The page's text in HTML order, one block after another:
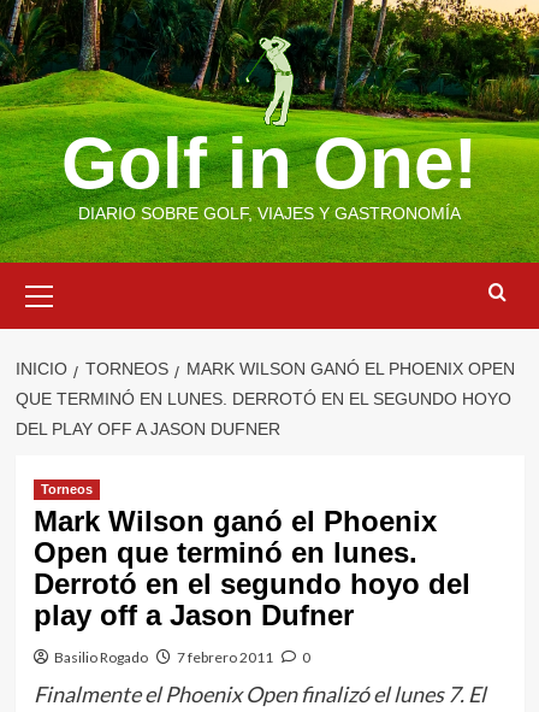
Saltar
al
contenido
Golf in One!
DIARIO SOBRE GOLF, VIAJES Y GASTRONOMÍA
primario
INICIO TORNEOS
MARK WILSON GANÓ EL PHOENIX OPEN
QUE TERMINÓ EN LUNES. DERROTÓ EN EL SEGUNDO HOYO
DEL PLAY OFF A JASON DUFNER
Torneos
Mark Wilson ganó el Phoenix
Open que terminó en lunes.
Derrotó en el segundo hoyo del
play off a Jason Dufner
Basilio Rogado 7 febrero 2011 0
Finalmente el Phoenix Open finalizó el lunes 7. El